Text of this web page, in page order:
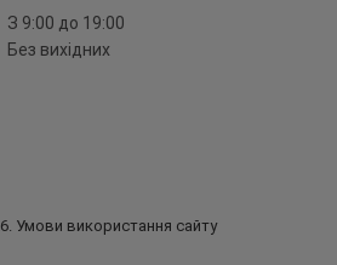
З 9:00 до 19:00
Без вихідних
Умови використання сайту